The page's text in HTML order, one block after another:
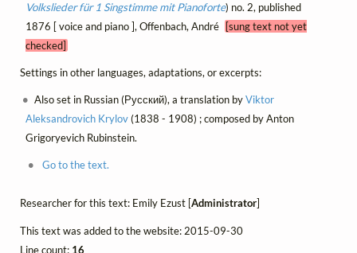
Volkslieder für 1 Singstimme mit Pianoforte) no. 2, published
1876 [ voice and piano ], Offenbach, André
[sung text not yet
checked]
Settings in other languages, adaptations, or excerpts:
Also set in Russian (Русский), a translation byViktor
Aleksandrovich Krylov(1838 - 1908) ; composed by Anton
Grigoryevich Rubinstein.
Go to the text.
Researcher for this text: Emily Ezust [Administrator]
This text was added to the website: 2015-09-30
Line count: 16